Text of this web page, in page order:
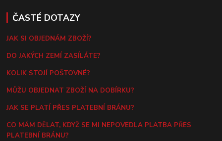
ČASTÉ DOTAZY
JAK SI OBJEDNÁM ZBOŽÍ?
DO JAKÝCH ZEMÍ ZASÍLÁTE?
KOLIK STOJÍ POŠTOVNÉ?
MŮŽU OBJEDNAT ZBOŽÍ NA DOBÍRKU?
JAK SE PLATÍ PŘES PLATEBNÍ BRÁNU?
CO MÁM DĚLAT, KDYŽ SE MI NEPOVEDLA PLATBA PŘES
PLATEBNÍ BRÁNU?